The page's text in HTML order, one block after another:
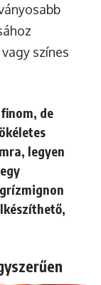
színes
de
legyen